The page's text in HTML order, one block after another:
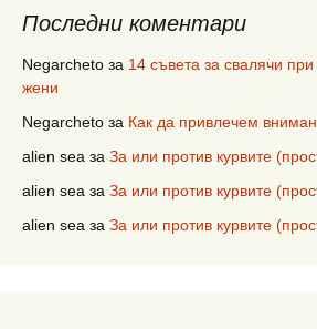
Последни коментари
Negarcheto за 14 съвета за свалячи
жени
Negarcheto за Как да привлечем
alien sea за За или против курвите
alien sea за За или против курвите
alien sea за За или против курвите